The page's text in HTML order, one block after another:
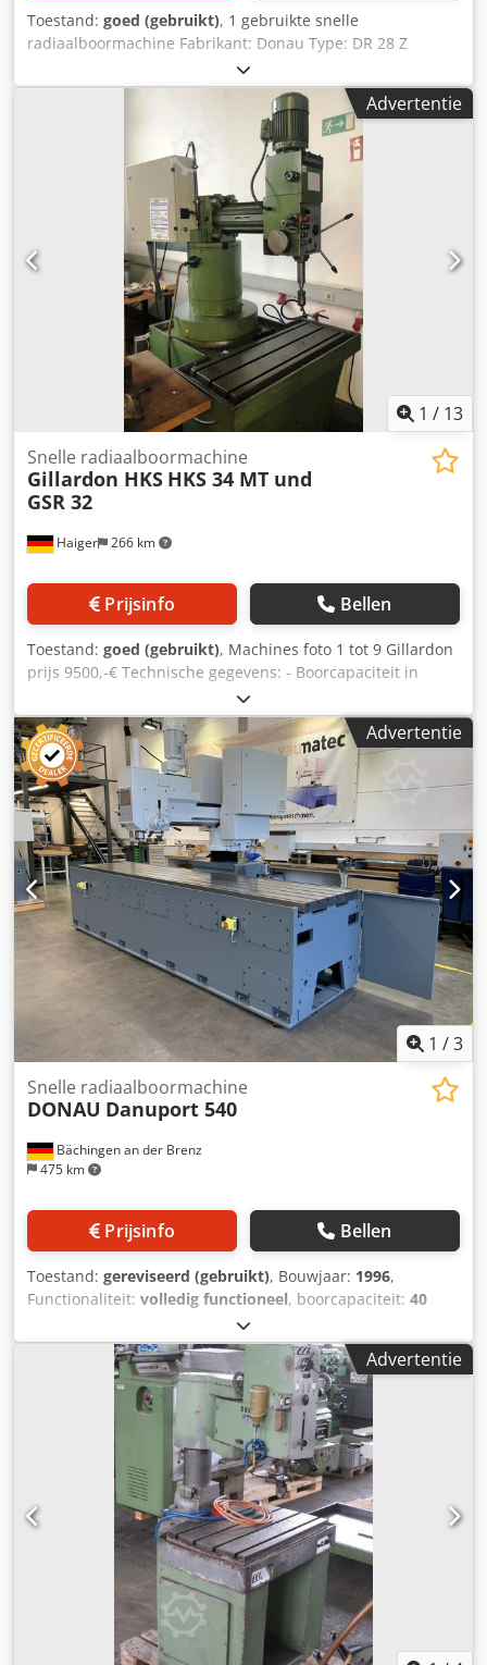
Toestand: goed (gebruikt), 1 gebruikte snelle
radiaalboormachine Fabrikant: Donau Type: DR 28 Z
Bouwjaar: 1985 Technische gegevens: Dedpfx Ajzl
Ufcecrsck - Boorcapaciteit in volledig staal ST 60: 28 mm -
Boorcapaciteit GG 25: 40 mm - Draadsnijden ST 60: M 30 -
Draadsnijden GG 25: M 40 - Opname voor boorspil: MK 3 -
Spildiameter: 50 mm - Penbeweging: 150 mm - 18
boorspiltoerentallen: 45 - 2240 tpm - 4
boorvoorschuivingen: 0,1 - 0,45 mm - Min./max. afstand
spil – tafel: 300 / 700 mm - Boorradius min./max.: 305 /
1005 mm - Tafelhoogte: 820 mm - Tafelafmetingen: 1200 x
600 mm - Aandrijving: 400 V / 6 kW - Benodigde ruimte: ca.
B 1300 x H 2800 x D 2300 mm - Gewicht: ca. 1500 kg -
Inclusief: - Draadsnij-inrichting - Hydraulische kolom +
armklem - Koelmiddelinrichting - T-gleuven, verticaal aan
de linkerzijde van de machine
Advertentie
1 / 13
Haiger 266 km
Snelle radiaalboormachine
Gillardon HKS HKS 34 MT und
GSR 32
Prijsinfo Bellen
Toestand: goed (gebruikt), Machines foto 1 tot 9 Gillardon
prijs 9500,-€ Technische gegevens: - Boorcapaciteit in
massief staal ST 60 32 mm - Boorcapaciteit GG 25 40 mm -
Draadsnijden ST 60 M 27 - Boorspilhouder MK 4 -
Booruitslag 150 mm - 12 boorspilsnelheden 102 - 2000 tpm
- 3 boorbewegingen 0,1 - 0,3 mm - min. / max. afstand
spindel - tafel 310 / 610 mm - Boorradius min. / max. 400 /
1200 mm - Tafelhoogte 720 mm - Tafelafmetingen 1200 x
500 mm - Aandrijving 400 V / 1,6 / 2,9 kW - Benodigde
ruimte ca. B 1200 x H 2800 x D 2300 mm - Gewicht ca. 1500
kg - met: - Draadsnijinrichting - hydr. kolommen +
boomklemming - Koelvloeistofvoorziening - Verticale T-
sleuven aan de achterkant van de machine Dedpsu Nm
Niefx Acrock Machine 2 foto's 10 tot 15 HKS 34 MT Prijs
16.500,-€ Boorcapaciteit 45 mm Tafelafmetingen : 1200 x
560 mm boorcapaciteit 45mm Spilhouder MK 4 freesslag
170mm Snelheid / stappen 70-2000 rpm Aanzet / stappen
0.1 0.2 0.3mm/omw. Motor 2.9 KW
Advertentie
1 /3
Bächingen an der Brenz
475 km
Snelle radiaalboormachine
DONAU Danuport 540
Prijsinfo Bellen
Toestand: gereviseerd (gebruikt), Bouwjaar: 1996,
Functionaliteit: volledig functioneel, boorcapaciteit: 40
, quill diameter:
afmetingen en reisafstanden gereedschapshouder SK 40
Tafelafmetingen mm 4000 x 800 Aantal T-sleuven 6
Afstand tussen T-sleuven mm 140 Afstand van onderkant
spindel min. mm 140 tafelbladrand max. mm 740
Boorradius min mm 540 max. mm 1590 U-as verplaatsing
mm 2600 Y-as verplaatsing mm 1050 Dcedpfx Acjv If T
Terjk penslag (Z-as) mm 200 Kolomslag (W-as) mm 400
bewerkingswaarden Boorcapaciteit in massief St 60 mm 40
GG 22mm 50 Draadsnijden St 60 M 36 GG22M42 hoofdspil
aandrijving Wisselstroommotor, frequentiegeregeld kW 5,5
bij 100% inschakelduur. Snelheidsbereik: min -1 15 - 2800
Koppel Nm max. 250 constant van min -1 15 – 200 voer
aandrijvingen X-as - AC-servomotor kW 0,25 Y-as - AC-
servomotor kW 0,25 Z-as - AC-servomotor kW 4,50 W-as -
Advertentie